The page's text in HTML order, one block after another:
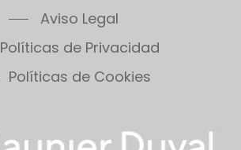
Aviso Legal
Políticas de Privacidad
Políticas de Cookies